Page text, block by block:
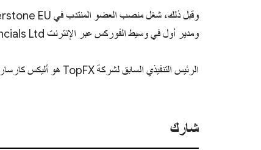
ومدير أول في وسيط الفوركس عبر الإنترنت Vinson Financials Ltd.
الرئيس التنفيذي السابق لشركة TopFX هو أليكس كارساروس ، الذي عمل في هذا المنصب على مدار السنوات الثماني الماضية.
شارك